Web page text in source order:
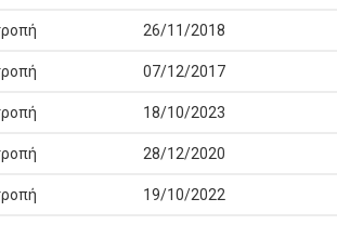
26/11/2018
07/12/2017
18/10/2023
28/12/2020
19/10/2022